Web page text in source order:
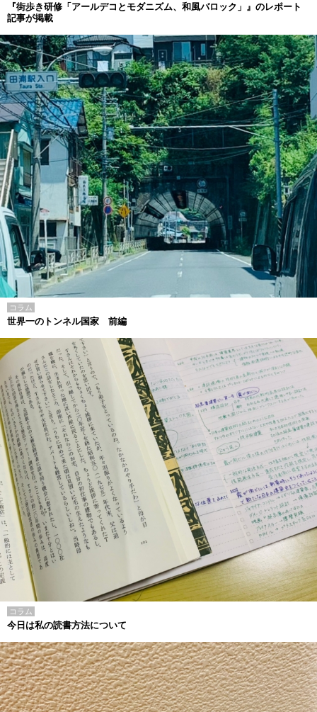
『街歩き研修「アールデコとモダニズム、和風バロック」』のレポート
記事が掲載
コラム
世界一のトンネル国家 前編
コラム
今日は私の読書方法について